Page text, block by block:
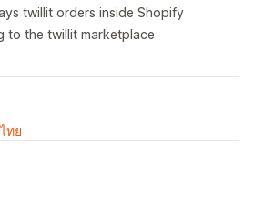
twillit orders inside Shopify
to the twillit marketplace
ทย